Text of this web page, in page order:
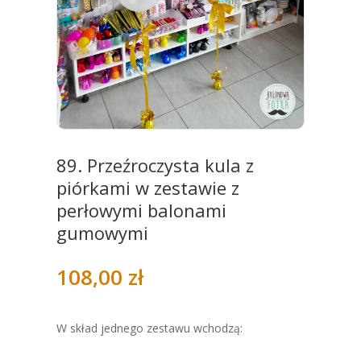
89. Przeźroczysta kula z
piórkami w zestawie z
perłowymi balonami
gumowymi
108,00 zł
W skład jednego zestawu wchodzą: